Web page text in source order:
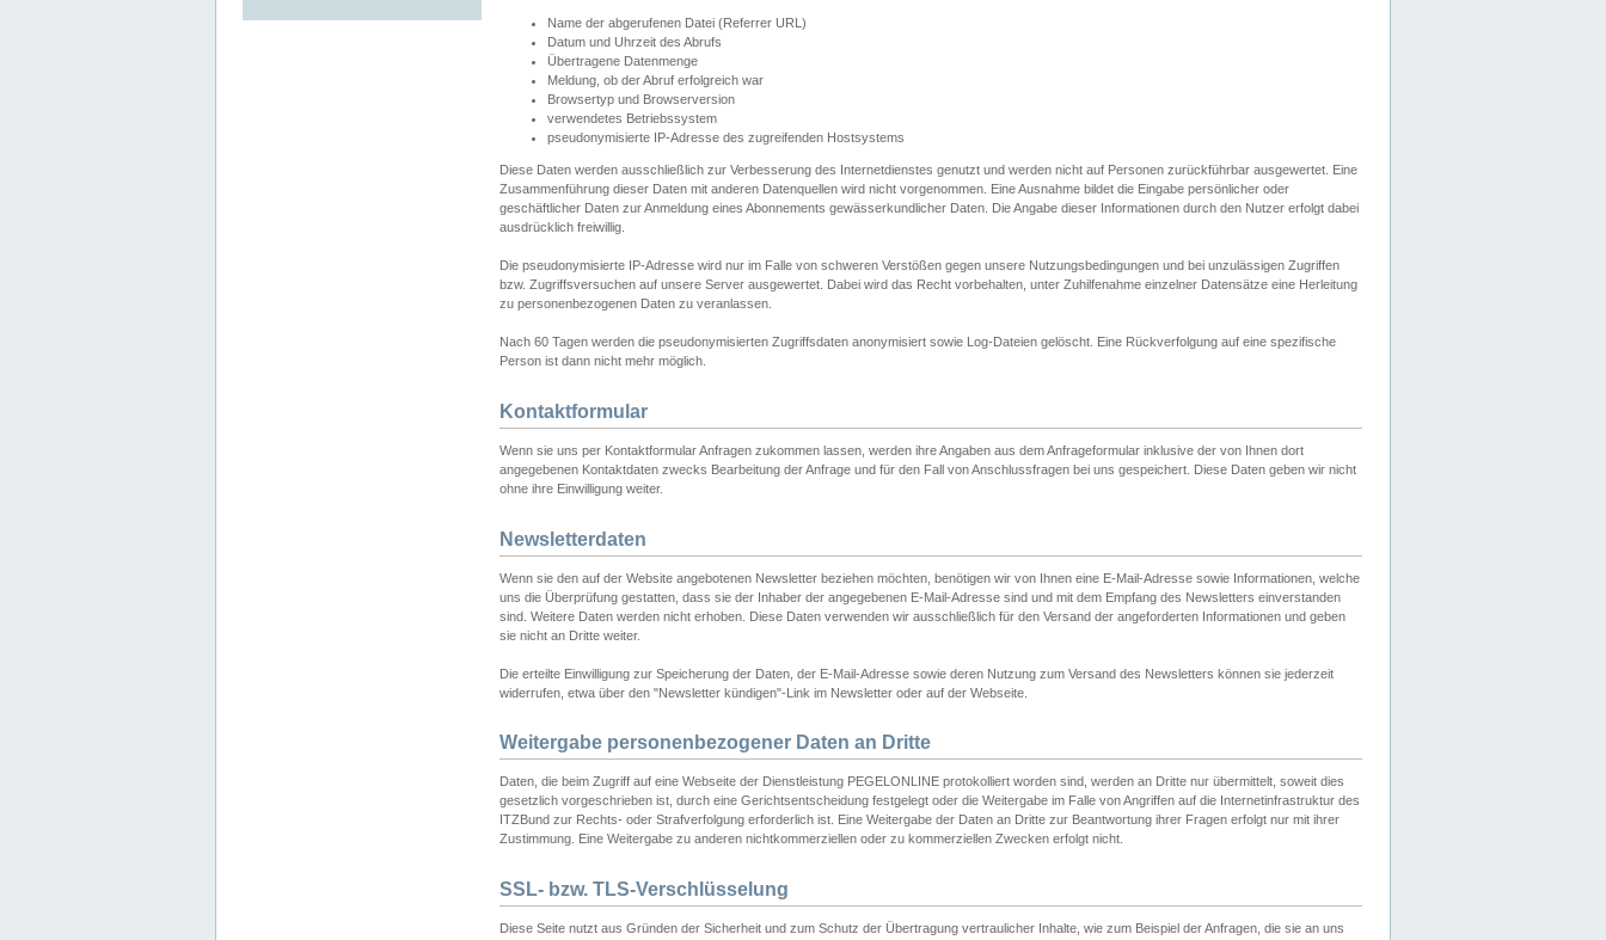
Name der abgerufenen Datei (Referrer URL)
Datum und Uhrzeit des Abrufs
Übertragene Datenmenge
Meldung, ob der Abruf erfolgreich war
Browsertyp und Browserversion
verwendetes Betriebssystem
pseudonymisierte IP-Adresse des zugreifenden Hostsystems
Diese Daten werden ausschließlich zur Verbesserung des Internetdienstes genutzt und werden nicht auf Personen zurückführbar ausgewertet. Eine
Zusammenführung dieser Daten mit anderen Datenquellen wird nicht vorgenommen. Eine Ausnahme bildet die Eingabe persönlicher oder
geschäftlicher Daten zur Anmeldung eines Abonnements gewässerkundlicher Daten. Die Angabe dieser Informationen durch den Nutzer erfolgt dabei
ausdrücklich freiwillig.
Die pseudonymisierte IP-Adresse wird nur im Falle von schweren Verstößen gegen unsere Nutzungsbedingungen und bei unzulässigen Zugriffen
bzw. Zugriffsversuchen auf unsere Server ausgewertet. Dabei wird das Recht vorbehalten, unter Zuhilfenahme einzelner Datensätze eine Herleitung
zu personenbezogenen Daten zu veranlassen.
Nach 60 Tagen werden die pseudonymisierten Zugriffsdaten anonymisiert sowie Log-Dateien gelöscht. Eine Rückverfolgung auf eine spezifische
Person ist dann nicht mehr möglich.
Kontaktformular
Wenn sie uns per Kontaktformular Anfragen zukommen lassen, werden ihre Angaben aus dem Anfrageformular inklusive der von Ihnen dort
angegebenen Kontaktdaten zwecks Bearbeitung der Anfrage und für den Fall von Anschlussfragen bei uns gespeichert. Diese Daten geben wir nicht
ohne ihre Einwilligung weiter.
Newsletterdaten
Wenn sie den auf der Website angebotenen Newsletter beziehen möchten, benötigen wir von Ihnen eine E-Mail-Adresse sowie Informationen, welche
uns die Überprüfung gestatten, dass sie der Inhaber der angegebenen E-Mail-Adresse sind und mit dem Empfang des Newsletters einverstanden
sind. Weitere Daten werden nicht erhoben. Diese Daten verwenden wir ausschließlich für den Versand der angeforderten Informationen und geben
sie nicht an Dritte weiter.
Die erteilte Einwilligung zur Speicherung der Daten, der E-Mail-Adresse sowie deren Nutzung zum Versand des Newsletters können sie jederzeit
widerrufen, etwa über den "Newsletter kündigen"-Link im Newsletter oder auf der Webseite.
Weitergabe personenbezogener Daten an Dritte
Daten, die beim Zugriff auf eine Webseite der Dienstleistung PEGELONLINE protokolliert worden sind, werden an Dritte nur übermittelt, soweit dies
gesetzlich vorgeschrieben ist, durch eine Gerichtsentscheidung festgelegt oder die Weitergabe im Falle von Angriffen auf die Internetinfrastruktur des
ITZBund zur Rechts- oder Strafverfolgung erforderlich ist. Eine Weitergabe der Daten an Dritte zur Beantwortung ihrer Fragen erfolgt nur mit ihrer
Zustimmung. Eine Weitergabe zu anderen nichtkommerziellen oder zu kommerziellen Zwecken erfolgt nicht.
SSL- bzw. TLS-Verschlüsselung
Diese Seite nutzt aus Gründen der Sicherheit und zum Schutz der Übertragung vertraulicher Inhalte, wie zum Beispiel der Anfragen, die sie an uns